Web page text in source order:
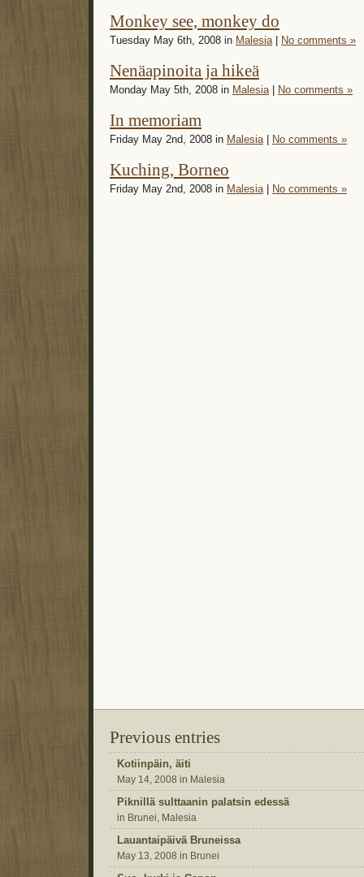
Monkey see, monkey do
Tuesday May 6th, 2008 in Malesia | No comments »
Nenäapinoita ja hikeä
Monday May 5th, 2008 in Malesia | No comments »
In memoriam
Friday May 2nd, 2008 in Malesia | No comments »
Kuching, Borneo
Friday May 2nd, 2008 in Malesia | No comments »
Previous entries
Kotiinpäin, äiti
May 14, 2008 in Malesia
Piknillä sulttaanin palatsin edessä
in Brunei, Malesia
Lauantaipäivä Bruneissa
May 13, 2008 in Brunei